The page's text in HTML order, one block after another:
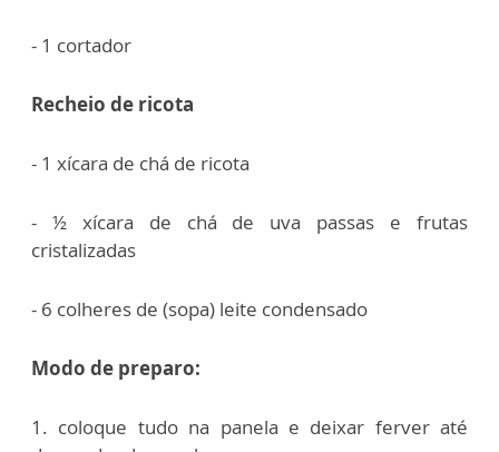
- 1 cortador
Recheio de ricota
- 1 xícara de chá de ricota
- ½ xícara de chá de uva passas e frutas
cristalizadas
- 6 colheres de (sopa) leite condensado
Modo de preparo:
1. coloque tudo na panela e deixar ferver até